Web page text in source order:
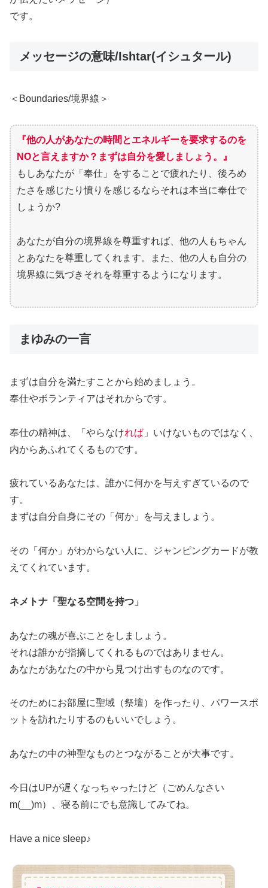
です。
メッセージの意味/Ishtar(イシュタール)
＜Boundaries/境界線＞
『他の人があなたの時間とエネルギーを要求するのを
NOと言えますか？まずは自分を愛しましょう。』
もしあなたが「奉仕」をすることで疲れたり、後ろめ
たさを感じたり憤りを感じるならそれは本当に奉仕で
しょうか?
あなたが自分の境界線を尊重すれば、他の人もちゃん
とあなたを尊重してくれます。また、他の人も自分の
境界線に気づきそれを尊重するようになります。
まゆみの一言
まずは自分を満たすことから始めましょう。
奉仕やボランティアはそれからです。
奉仕の精神は、「やらなければ 」いけないものではなく、
内からあふれてくるものです。
疲れているあなたは、誰かに何かを与えすぎているので
す。
まずは自分自身にその「何か」を与えましょう。
その「何か」がわからない人に、ジャンピングカードが教
えてくれています。
ネメトナ「聖なる空間を持つ」
あなたの魂が喜ぶことをしましょう。
それは誰かが指摘してくれるものではありません。
あなたがあなたの中から見つけ出すものなのです。
そのためにお部屋に聖域（祭壇）を作ったり、パワースポ
ットを訪れたりするのもいいでしょう。
あなたの中の神聖なものとつながることが大事です。
今日はUPが遅くなっちゃったけど（ごめんなさい
m(__)m）、寝る前にでも意識してみてね。
Have a nice sleep♪